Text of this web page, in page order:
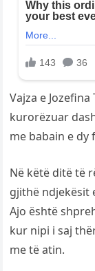
Vajza e
kurorëzuar
me babain e dy
Në këtë ditë të
gjithë ndjekësit
Ajo është
kur nipi i saj
me të atin.